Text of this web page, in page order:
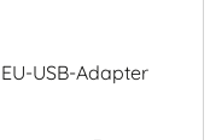
EU-USB-Adapter